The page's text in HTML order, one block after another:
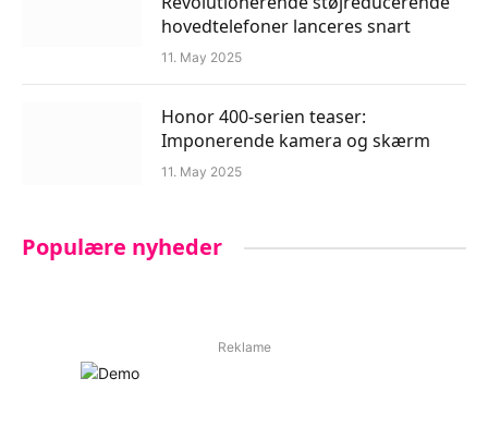
hovedtelefoner lanceres snart
11. May 2025
Honor 400-serien teaser:
Imponerende kamera og skærm
11. May 2025
Populære nyheder
Reklame